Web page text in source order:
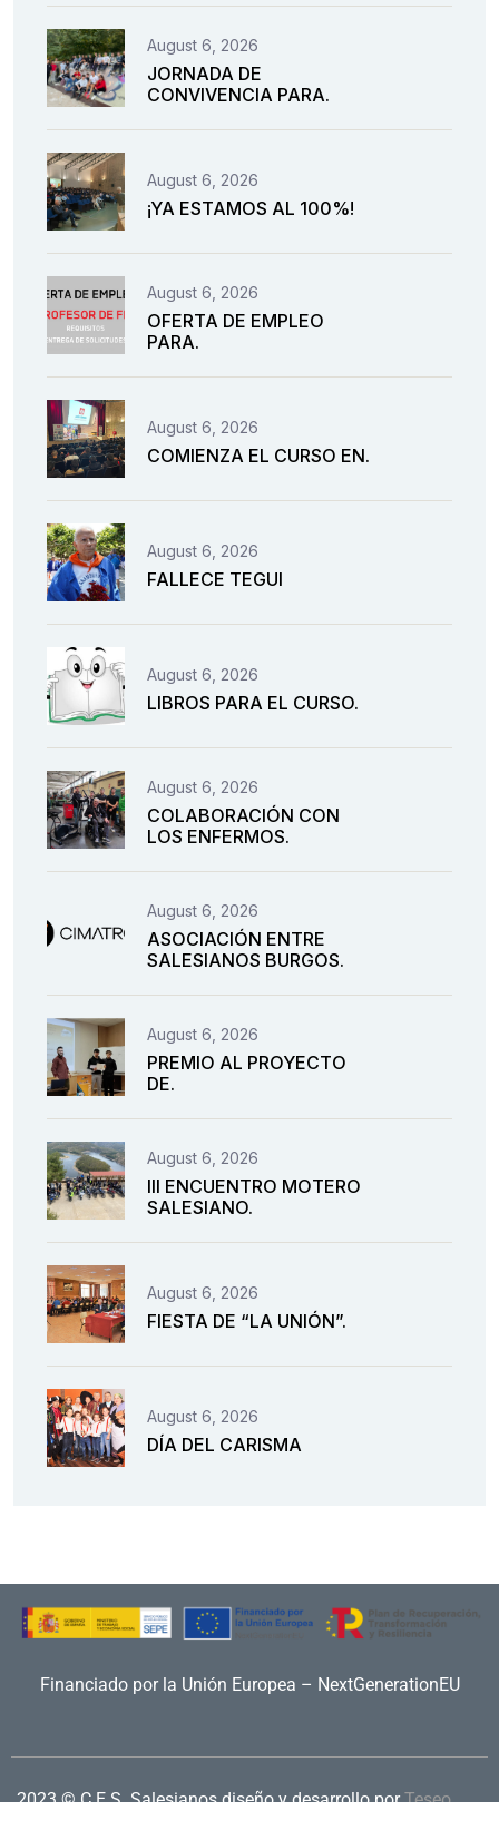
August 6, 2026
JORNADA DE
CONVIVENCIA PARA.
August 6, 2026
¡YA ESTAMOS AL 100%!
August 6, 2026
OFERTA DE EMPLEO
PARA.
August 6, 2026
COMIENZA EL CURSO EN.
August 6, 2026
FALLECE TEGUI
August 6, 2026
LIBROS PARA EL CURSO.
August 6, 2026
COLABORACIÓN CON
LOS ENFERMOS.
August 6, 2026
ASOCIACIÓN ENTRE
SALESIANOS BURGOS.
August 6, 2026
PREMIO AL PROYECTO
DE.
August 6, 2026
III ENCUENTRO MOTERO
SALESIANO.
August 6, 2026
FIESTA DE “LA UNIÓN”.
August 6, 2026
DÍA DEL CARISMA
Financiado por la Unión Europea – NextGenerationEU
2023 © C.E.S. Salesianosdiseño y desarrollo por Teseo